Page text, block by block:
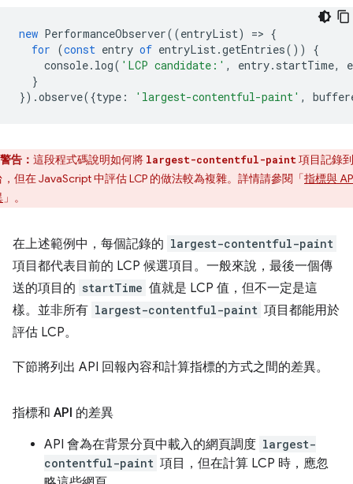
new PerformanceObserver((entryList) => {
for (const entry of entryList.getEntries())
{
console. log( 'LCP candidate:' , entry. startTime,
}
}).observe({type : 'largest-contentful-paint' ,
警告： 這段程式碼說明如何將 largest-contentful-paint 項目記錄
，但在 JavaScript 中評估 LCP 的做法較為複雜。詳情請參閱「指標與
」。
在上述範例中，每個記錄的 largest-contentful-paint
項目都代表目前的 LCP 候選項目。一般來說，最後一個傳
送的項目的 startTime 值就是 LCP 值，但不一定是這
樣。並非所有 largest-contentful-paint 項目都能用於
評估 LCP。
下節將列出 API 回報內容和計算指標的方式之間的差異。
指標和 API 的差異
API 會為在背景分頁中載入的網頁調度 largest-
contentful-paint 項目，但在計算 LCP 時，應忽